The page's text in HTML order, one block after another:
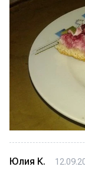
Юлия К.